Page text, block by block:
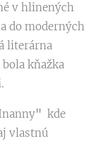
v hlinených
do moderných
literárna
kňažka
" kde
vlastnú